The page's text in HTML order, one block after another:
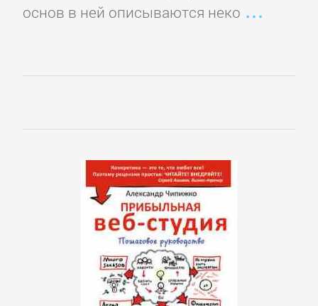
основ в ней описываются неко
и
литература
Зарубежная
публицистика
Зарубежная
фантастика